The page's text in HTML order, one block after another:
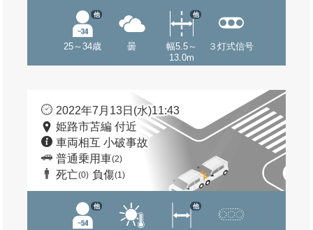
25～34歳
他
曇
幅5.5～
13.0m
他
３灯式信号
2022年7月13日(水)11:43
姫路市苫編 付近
車両相互 小破事故
普通乗用車(2)
死亡(0) 負傷(1)
他 他